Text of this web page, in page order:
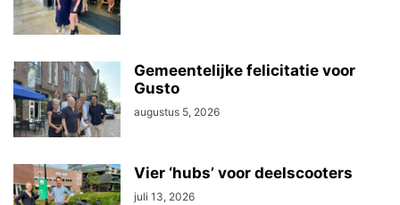
Gemeentelijke felicitatie voor
Gusto
augustus 5, 2026
Vier ‘hubs’ voor deelscooters
juli 13, 2026